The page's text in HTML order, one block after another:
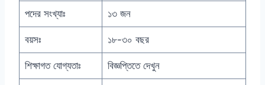
পদের সংখ্যাঃ ১৩ জন
বয়সঃ ১৮-৩০ বছর
শিক্ষাগত যোগ্যতাঃ বিজ্ঞপ্তিতে দেখুন